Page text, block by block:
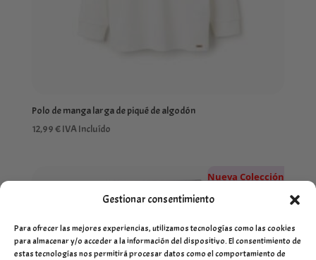
Gestionar consentimiento
Para ofrecer las mejores experiencias, utilizamos tecnologías como las cookies
para almacenar y/o acceder a la información del dispositivo. El consentimiento de
estas tecnologías nos permitirá procesar datos como el comportamiento de
Polo de manga larga de piqué de algodón
12,99€IVA Incluído
Nueva Colección